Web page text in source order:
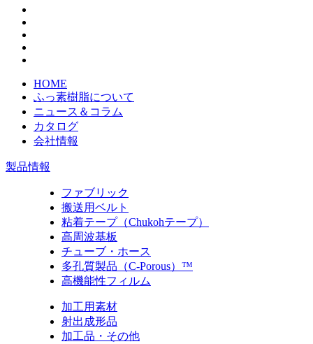
HOME
ふっ素樹脂について
ニュース＆コラム
カタログ
会社情報
製品情報
ファブリック
搬送用ベルト
粘着テープ（Chukohテープ）
高周波基板
チューブ・ホース
多孔質製品（C-Porous）™
高機能性フィルム
加工用素材
射出成形品
加工品・その他